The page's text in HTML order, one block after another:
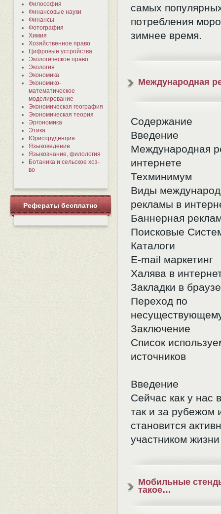
Философия
Финансовые науки
Финансы
Фотография
Химия
Хозяйственное право
Цифровые устройства
Экологическое право
Экология
Экономика
Экономико-
математическое
моделирование
Экономическая география
Экономическая теория
Эргономика
Этика
Юриспруденция
Языковедение
Языкознание, филология
Ботаника и сельское хоз-
во
Рефераты бесплатно
самых
потребления
зимнее время.
Международная
Содержание
Введение
Международная
интернете
Техминимум
Виды
рекламы в
Баннерная
Поисковые
Каталоги
E-mail маркетинг
Халява в
Закладки в
Переход по
Заключение
Список
источников
Введение
Сейчас как у нас
так и за рубежом
становится
участником
Мобильные
такое…